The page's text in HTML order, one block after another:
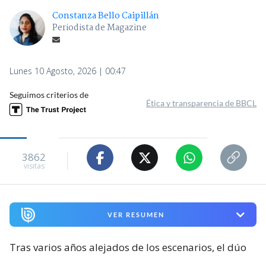
Constanza Bello Caipillán
Periodista de Magazine
Lunes 10 Agosto, 2026 | 00:47
Seguimos criterios de
Ética y transparencia de BBCL
3862
visitas
VER RESUMEN
Tras varios años alejados de los escenarios, el dúo